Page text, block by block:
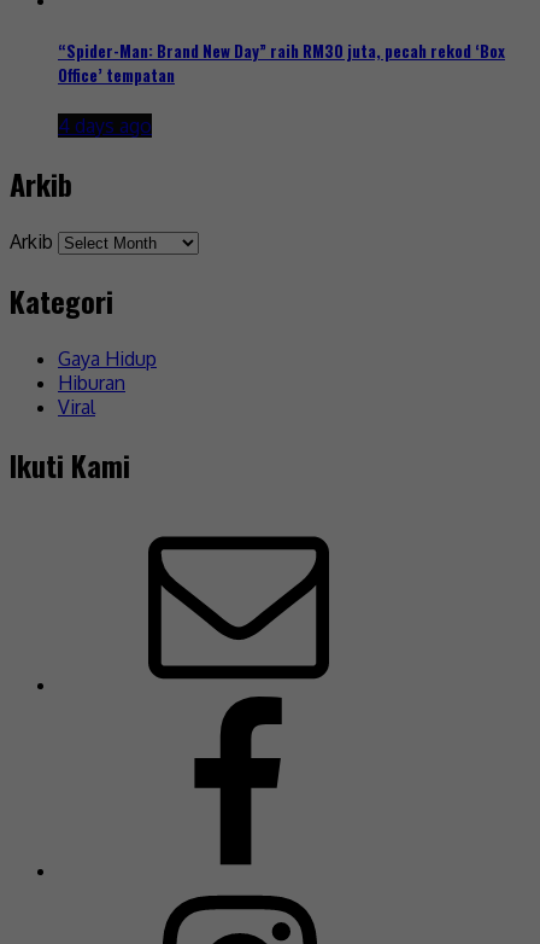
“Spider-Man: Brand New Day” raih RM30 juta, pecah rekod ‘Box
Office’ tempatan
4 days ago
Arkib
Arkib
Kategori
Gaya Hidup
Hiburan
Viral
Ikuti Kami